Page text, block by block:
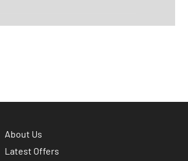
About Us
Latest Offers